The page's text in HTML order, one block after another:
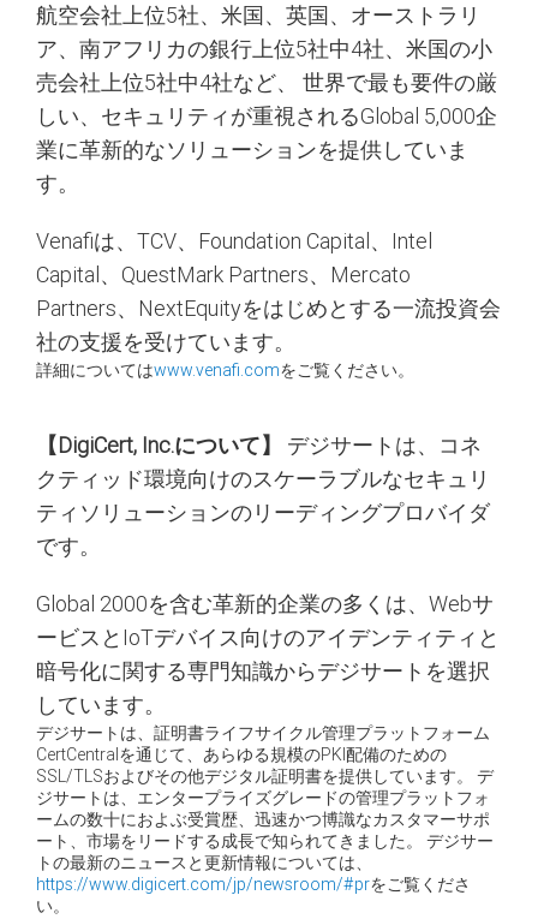
航空会社上位5社、米国、英国、オーストラリ
ア、南アフリカの銀行上位5社中4社、米国の小
売会社上位5社中4社など、 世界で最も要件の厳
しい、セキュリティが重視されるGlobal 5,000企
業に革新的なソリューションを提供していま
す。
Venafiは、TCV、Foundation Capital、Intel
Capital、QuestMark Partners、Mercato
Partners、NextEquityをはじめとする一流投資会
社の支援を受けています。
詳細についてはwww.venafi.comをご覧ください。
【DigiCert, Inc.について】
デジサートは、コネ
クティッド環境向けのスケーラブルなセキュリ
ティソリューションのリーディングプロバイダ
です。
Global 2000を含む革新的企業の多くは、Webサ
ービスとIoTデバイス向けのアイデンティティと
暗号化に関する専門知識からデジサートを選択
しています。
デジサートは、証明書ライフサイクル管理プラットフォーム
CertCentralを通じて、あらゆる規模のPKI配備のための
SSL/TLSおよびその他デジタル証明書を提供しています。
デ
ジサートは、エンタープライズグレードの管理プラットフォ
ームの数十におよぶ受賞歴、迅速かつ博識なカスタマーサポ
ート、市場をリードする成長で知られてきました。
デジサー
トの最新のニュースと更新情報については、
https://www.digicert.com/jp/newsroom/#prをご覧くださ
い。